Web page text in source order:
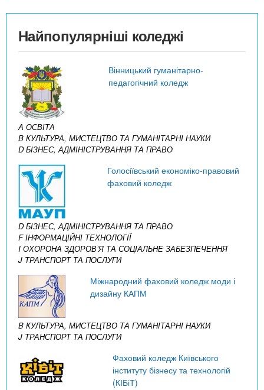
Найпопулярніші коледжі
Вінницький гуманітарно-
педагогічний коледж
A ОСВІТА
B КУЛЬТУРА, МИСТЕЦТВО ТА ГУМАНІТАРНІ НАУКИ
D БІЗНЕС, АДМІНІСТРУВАННЯ ТА ПРАВО
Голосіївський економіко-правовий
фаховий коледж
D БІЗНЕС, АДМІНІСТРУВАННЯ ТА ПРАВО
F ІНФОРМАЦІЙНІ ТЕХНОЛОГІЇ
I ОХОРОНА ЗДОРОВ’Я ТА СОЦІАЛЬНЕ ЗАБЕЗПЕЧЕННЯ
J ТРАНСПОРТ ТА ПОСЛУГИ
Міжнародний фаховий коледж моди і
дизайну КАПМ
B КУЛЬТУРА, МИСТЕЦТВО ТА ГУМАНІТАРНІ НАУКИ
J ТРАНСПОРТ ТА ПОСЛУГИ
Фаховий коледж Київського
інституту бізнесу та технологій
(КІБіТ)